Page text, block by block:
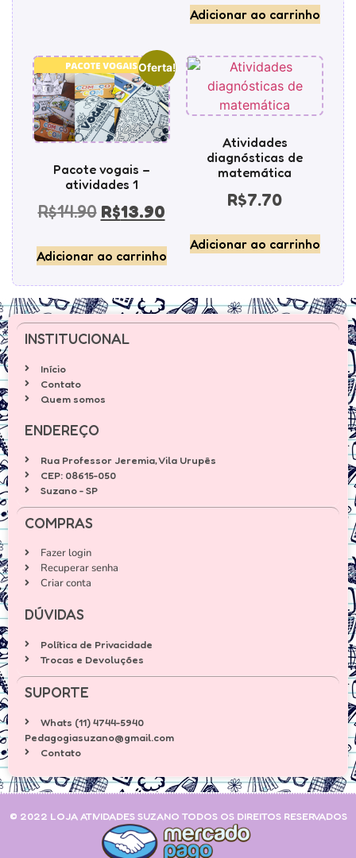
Adicionar ao carrinho
Oferta!
Pacote vogais –
atividades 1
R$14.90 R$13.90
Adicionar ao carrinho
Atividades
diagnósticas de
matemática
R$7.70
Adicionar ao carrinho
INSTITUCIONAL
Início
Contato
Quem somos
ENDEREÇO
Rua Professor Jeremia, Vila Urupês
CEP: 08615-050
Suzano - SP
COMPRAS
Fazer login
Recuperar senha
Criar conta
DÚVIDAS
Política de Privacidade
Trocas e Devoluções
SUPORTE
Whats (11) 4744-5940
Pedagogiasuzano@gmail.com
Contato
© 2022 LOJA ATIVIDADES SUZANO TODOS OS DIREITOS RESERVADOS